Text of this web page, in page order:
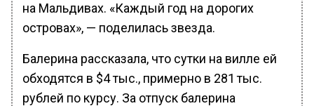
на Мальдивах. «Каждый год на дорогих
островах», — поделилась звезда.
Балерина рассказала, что сутки на вилле ей
обходятся в $4 тыс., примерно в 281 тыс.
рублей по курсу. За отпуск балерина